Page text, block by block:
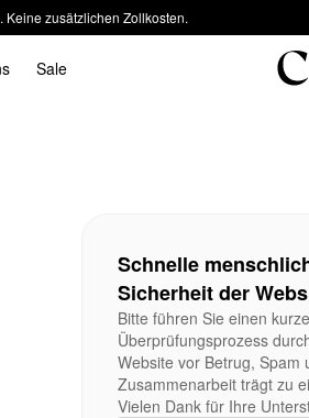
zusätzlichen Zollkosten.
Sale
Schnelle
Sicherheit der
Bitte führen Sie einen
Überprüfungsprozess
Website vor Betrug, Spam
Zusammenarbeit trägt zu
Vielen Dank für Ihre